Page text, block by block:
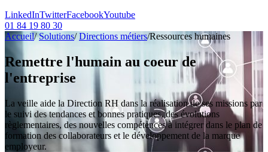
LinkedInTwitterFacebookYoutube
01 84 19 80 30
Accueil/ Solutions/ Directions métiers/Ressources humaines
Remettre l'humain au coeur de
l'entreprise
La veille aide la Direction RH dans la réalisation de ses missions par
le suivi des tendances et bonnes pratiques, des évolutions
règlementaires, des nouvelles compétences à intégrer dans le plan de
formation des collaborateurs et le développement de la marque
employeur.